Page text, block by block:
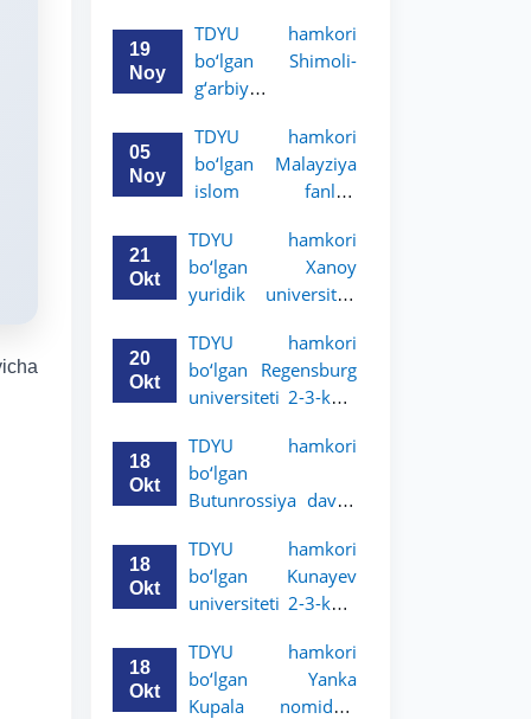
himoyasi bo‘lib
o‘tadi
19
Noy
TDYU hamkori
bo‘lgan Shimoli-
g‘arbiy
huquq universiteti
2-3-kurs talabalari
uchun akademik
e’lon qildi
05
Noy
TDYU hamkori
bo‘lgan Malayziya
islom fanlari
kurs talabalari
uchun akademik
mobillik dasturini
21
Okt
TDYU hamkori
bo‘lgan Xanoy
yuridik universiteti
talabalari uchun
akademik mobillik
dasturini e’lon qildi
20
Okt
TDYU hamkori
bo‘lgan Regensburg
universiteti 2-3-kurs
akademik mobillik
dasturini e’lon qildi
18
Okt
TDYU hamkori
bo‘lgan
Butunrossiya davlat
3-kurs talabalari
uchun akademik
mobillik dasturini
18
Okt
TDYU hamkori
bo‘lgan Kunayev
universiteti 2-3-kurs
akademik mobillik
dasturini e’lon qiladi
18
Okt
TDYU hamkori
bo‘lgan Yanka
Kupala nomidagi